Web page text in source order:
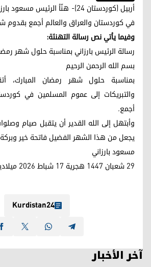
أربيل (كوردستان 24)- هنّأ الرئيس
في كوردستان والعراق والعالم أجمع بقدوم
وفيما يأتي نص رسالة التهنئة:
رسالة الرئيس بارزاني بمناسبة حلول شهر
بسم الله الرحمن الرحيم
بمناسبة حلول شهر رمضان المبارك،
والتبريكات إلى عموم المسلمين في
أجمع.
وأبتهل إلى الله القدير أن يتقبل صيام
يجعل من هذا الشهر الفضيل فاتحة خير
مسعود بارزاني
29 شعبان 1447 هجرية 17 شباط 2026 ميلادية
Kurdistan24
آخر الأخبار